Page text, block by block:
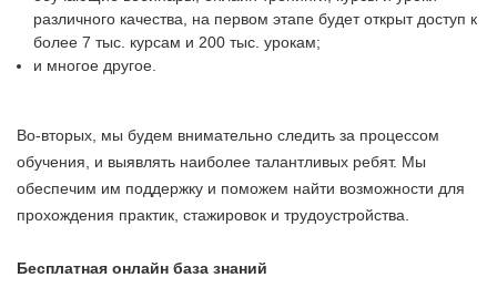
различного качества, на первом этапе будет открыт доступ к
более 7 тыс. курсам и 200 тыс. урокам;
и многое другое.
Во-вторых, мы будем внимательно следить за процессом
обучения, и выявлять наиболее талантливых ребят. Мы
обеспечим им поддержку и поможем найти возможности для
прохождения практик, стажировок и трудоустройства.
Бесплатная онлайн база знаний